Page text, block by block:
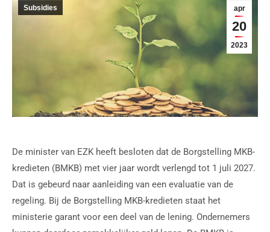
apr
20
2023
Subsidies
De minister van EZK heeft besloten dat de Borgstelling MKB-
kredieten (BMKB) met vier jaar wordt verlengd tot 1 juli 2027.
Dat is gebeurd naar aanleiding van een evaluatie van de
regeling. Bij de Borgstelling MKB-kredieten staat het
ministerie garant voor een deel van de lening. Ondernemers